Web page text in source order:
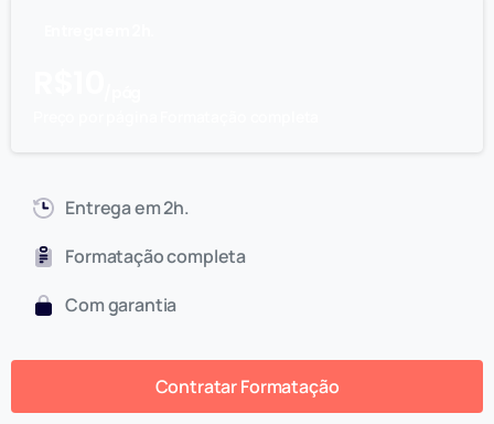
Entrega em 2h.
Formatação completa
Com garantia
Contratar Formatação